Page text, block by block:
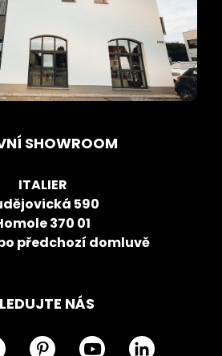
SHOWROOM
ITALIER
590
370 01
předchozí domluvě
NÁS